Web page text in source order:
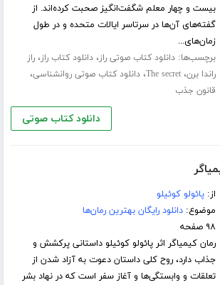
بیست و چهار معلم شگفت‌انگیز صحبت کرده‌اند. از
گفته‌های آن‌ها در سرتاسر ایالات متحده و در طول
زمان‌های...
برچسب‌ها:دانلود کتاب صوتی راز،دانلود کتاب راز،راز
راندا برن،The secret،دانلود کتاب صوتی روانشناسی،
قانون جذب
دانلود کتاب صوتی
از:پائولو کوئیلو
موضوع:دانلود رایگان بهترین رمان‌ها
۹۸ صفحه
رمان کیمیاگر اثر پائولو کوئیلو داستانی پرکشش و
جذاب دارد، روح کلی داستان دعوت به آزاد شدن از
تعلقات و وابستگی‌ها و آغاز سفر است که در نهاد بشر